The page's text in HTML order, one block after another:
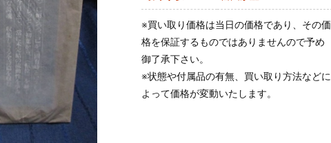
※買い取り価格は当日の価格であり、その価
格を保証するものではありませんので予め
御了承下さい。
※状態や付属品の有無、買い取り方法などに
よって価格が変動いたします。